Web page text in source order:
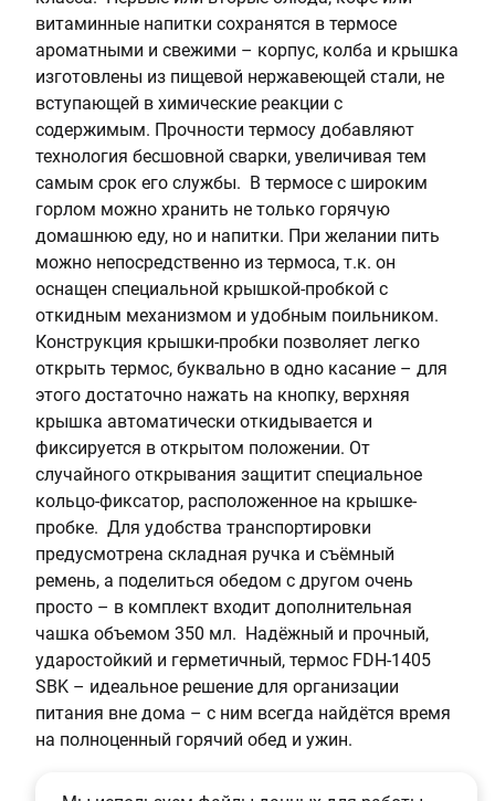
витаминные напитки сохранятся в термосе
ароматными и свежими – корпус, колба и крышка
изготовлены из пищевой нержавеющей стали, не
вступающей в химические реакции с
содержимым. Прочности термосу добавляют
технология бесшовной сварки, увеличивая тем
самым срок его службы. В термосе c широким
горлом можно хранить не только горячую
домашнюю еду, но и напитки. При желании пить
можно непосредственно из термоса, т.к. он
оснащен специальной крышкой-пробкой с
откидным механизмом и удобным поильником.
Конструкция крышки-пробки позволяет легко
открыть термос, буквально в одно касание – для
этого достаточно нажать на кнопку, верхняя
крышка автоматически откидывается и
фиксируется в открытом положении. От
случайного открывания защитит специальное
кольцо-фиксатор, расположенное на крышке-
пробке. Для удобства транспортировки
предусмотрена складная ручка и съёмный
ремень, а поделиться обедом с другом очень
просто – в комплект входит дополнительная
чашка объемом 350 мл. Надёжный и прочный,
ударостойкий и герметичный, термос FDH-1405
SBK – идеальное решение для организации
питания вне дома – с ним всегда найдётся время
на полноценный горячий обед и ужин.